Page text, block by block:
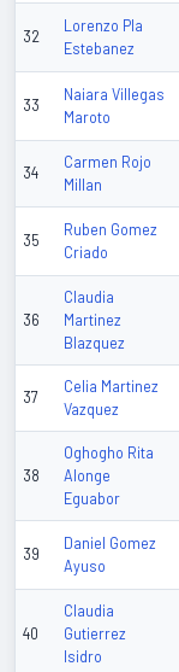
32
Lorenzo Pla
Estebanez
33
Naiara Villegas
Maroto
34
Carmen Rojo
Millan
35
Ruben Gomez
Criado
36
Claudia
Martinez
Blazquez
37
Celia Martinez
Vazquez
38
Oghogho Rita
Alonge
Eguabor
39
Daniel Gomez
Ayuso
40
Claudia
Gutierrez
Isidro